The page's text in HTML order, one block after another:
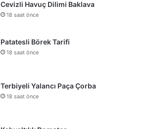
Cevizli Havuç Dilimi Baklava
18 saat önce
Patatesli Börek Tarifi
18 saat önce
Terbiyeli Yalancı Paça Çorba
18 saat önce